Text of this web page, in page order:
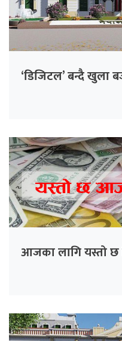
‘डिजिटल’ बन्दै खुला
आजका लागि यस्तो छ